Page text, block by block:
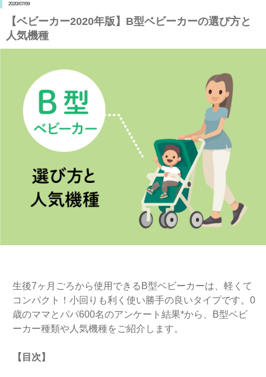
2020/07/09
【ベビーカー2020年版】B型ベビーカーの選び方と
人気機種
生後7ヶ月ごろから使用できるB型ベビーカーは、軽くて
コンパクト！小回りも利く使い勝手の良いタイプです。0
歳のママとパパ600名のアンケート結果*から、B型ベビ
ーカー種類や人気機種をご紹介します。
【目次】